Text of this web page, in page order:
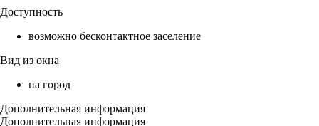
Доступность
возможно бесконтактное заселение
Вид из окна
на город
Дополнительная информация
Дополнительная информация